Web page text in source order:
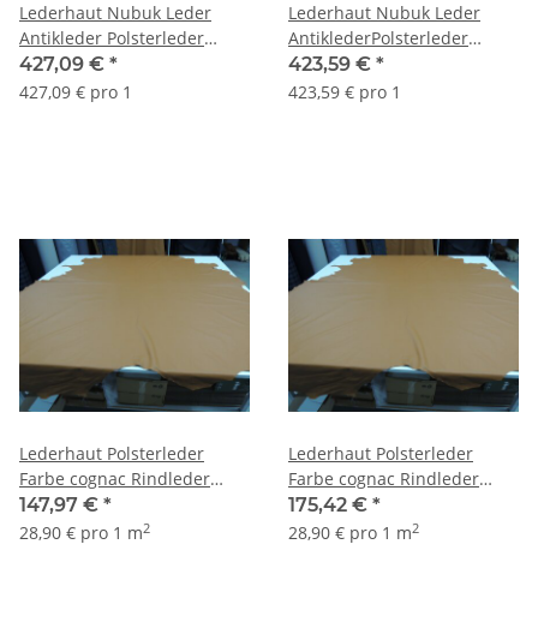
Lederhaut Nubuk Leder
Antikleder Polsterleder
Country braun 6,11 qm
427,09 € *
427,09 € pro 1
Lederhaut Nubuk Leder
AntiklederPolsterleder
Country braun 6,08 qm
423,59 € *
423,59 € pro 1
Lederhaut Polsterleder
Farbe cognac Rindleder
Semi-Anilin 5,12 qm
147,97 € *
28,90 € pro 1 m2
Lederhaut Polsterleder
Farbe cognac Rindleder
Semi-Anilin 6,07 qm
175,42 € *
28,90 € pro 1 m2